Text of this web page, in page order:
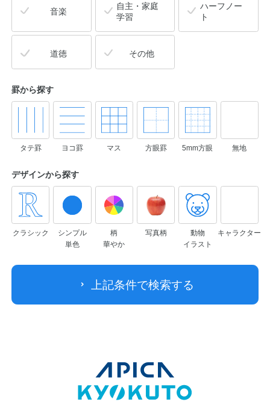
音楽
自主・家庭
学習
ハーフノー
ト
道徳 その他
罫から探す
タテ罫 ヨコ罫 マス 方眼罫 5mm方眼 無地
デザインから探す
クラシック
シンプル
単色
柄
華やか
写真柄
動物
イラスト
キャラクター
上記条件で検索する